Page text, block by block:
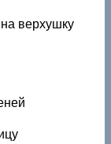
верхушку